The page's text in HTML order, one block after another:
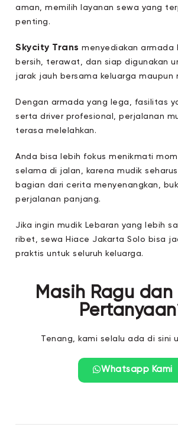
aman, memilih layanan sewa yang
penting.
Skycity Trans menyediakan armada
bersih, terawat, dan siap digunakan
jarak jauh bersama keluarga maupun
Dengan armada yang lega, fasilitas
serta driver profesional, perjalanan
terasa melelahkan.
Anda bisa lebih fokus menikmati
selama di jalan, karena mudik
bagian dari cerita menyenangkan,
perjalanan panjang.
Jika ingin mudik Lebaran yang lebih
ribet, sewa Hiace Jakarta Solo bisa
praktis untuk seluruh keluarga.
Masih Ragu dan
Tenang, kami selalu ada di sini
Whatsapp Kami